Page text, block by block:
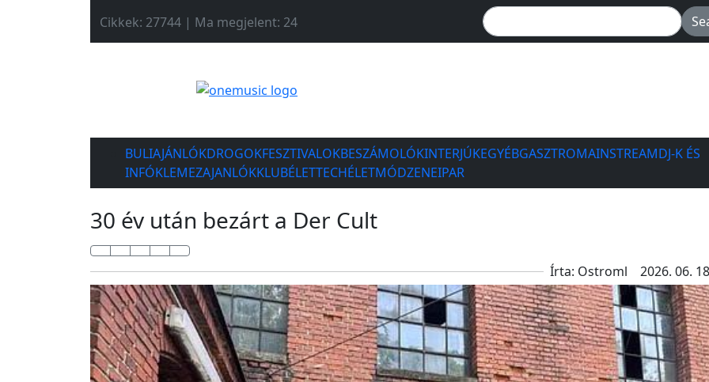
Cikkek: 27744 | Ma megjelent: 24
BULIAJÁNLÓKDROGOKFESZTIVALOKBESZÁMOLÓKINTERJÚKEGYÉBGASZTROMAINSTREAMDJ-K ÉS
INFÓKLEMEZAJANLÓKKLUBÉLETTECHÉLETMÓDZENEIPAR
30 év után bezárt a Der Cult
Írta: Ostroml 2026. 06.